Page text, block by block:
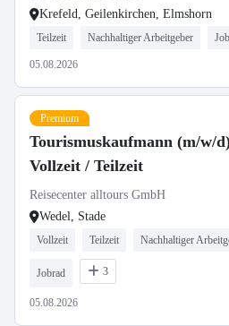
Krefeld, Geilenkirchen, Elmshorn
Teilzeit Nachhaltiger Arbeitgeber
05.08.2026
Premium
Tourismuskaufmann (m/w/
Vollzeit / Teilzeit
Reisecenter alltours GmbH
Wedel, Stade
Vollzeit Teilzeit Nachhaltiger
Jobrad 3
05.08.2026